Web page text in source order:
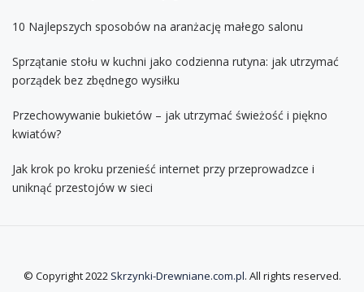
10 Najlepszych sposobów na aranżację małego salonu
Sprzątanie stołu w kuchni jako codzienna rutyna: jak utrzymać
porządek bez zbędnego wysiłku
Przechowywanie bukietów – jak utrzymać świeżość i piękno
kwiatów?
Jak krok po kroku przenieść internet przy przeprowadzce i
uniknąć przestojów w sieci
© Copyright 2022 Skrzynki-Drewniane.com.pl. All rights reserved.